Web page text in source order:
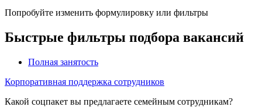
Попробуйте изменить формулировку или фильтры
Быстрые фильтры подбора вакансий
Полная занятость
Корпоративная поддержка сотрудников
Какой соцпакет вы предлагаете семейным сотрудникам?